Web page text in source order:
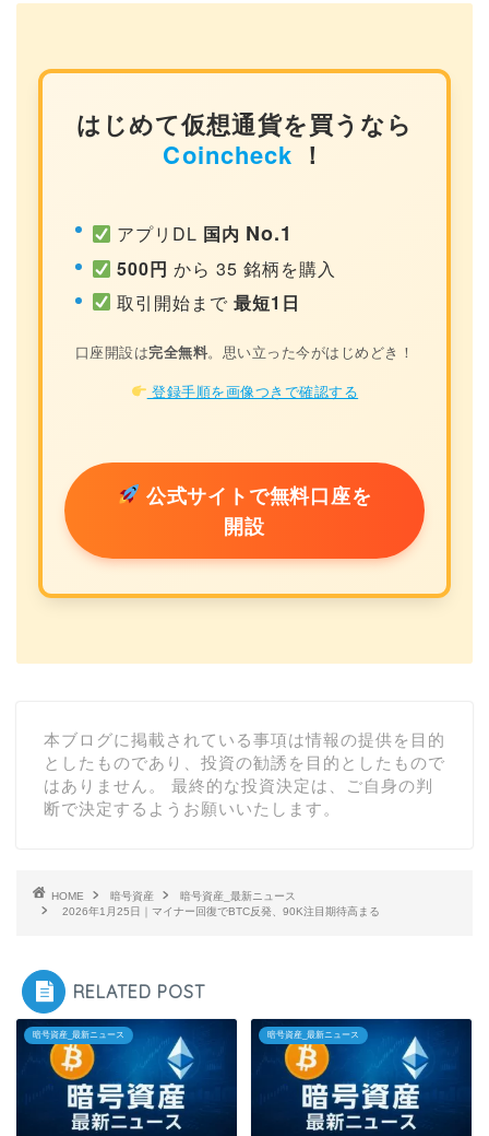
はじめて仮想通貨を買うなら
Coincheck ！
アプリDL 国内 No.1
500円 から 35 銘柄を購入
取引開始まで最短1日
口座開設は完全無料。思い立った今がはじめどき！
登録手順を画像つきで確認する
公式サイトで無料口座を
開設
本ブログに掲載されている事項は情報の提供を目的
としたものであり、投資の勧誘を目的としたもので
はありません。 最終的な投資決定は、ご自身の判
断で決定するようお願いいたします。
HOME 暗号資産
暗号資産_最新ニュース
2026年1月25日｜マイナー回復でBTC反発、90K注目期待高まる
RELATED POST
暗号資産_最新ニュース 暗号資産_最新ニュース